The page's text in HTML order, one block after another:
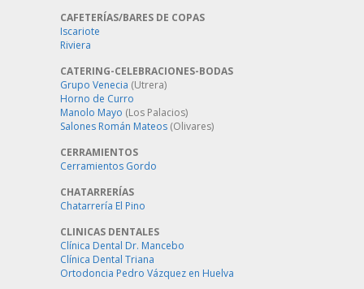
CAFETERÍAS/BARES DE COPAS
Iscariote
Riviera
CATERING-CELEBRACIONES-BODAS
Grupo Venecia (Utrera)
Horno de Curro
Manolo Mayo (Los Palacios)
Salones Román Mateos (Olivares)
CERRAMIENTOS
Cerramientos Gordo
CHATARRERÍAS
Chatarrería El Pino
CLINICAS DENTALES
Clínica Dental Dr. Mancebo
Clínica Dental Triana
Ortodoncia Pedro Vázquez en Huelva